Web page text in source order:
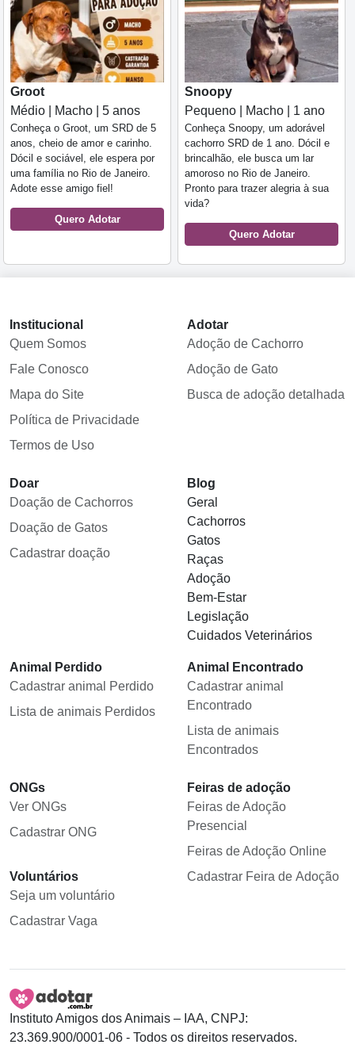
Groot
Médio | Macho | 5 anos
Conheça o Groot, um SRD de 5
anos, cheio de amor e carinho.
Dócil e sociável, ele espera por
uma família no Rio de Janeiro.
Adote esse amigo fiel!
Quero Adotar
Snoopy
Pequeno | Macho | 1 ano
Conheça Snoopy, um adorável
cachorro SRD de 1 ano. Dócil e
brincalhão, ele busca um lar
amoroso no Rio de Janeiro.
Pronto para trazer alegria à sua
vida?
Quero Adotar
Institucional
Quem Somos
Fale Conosco
Mapa do Site
Política de Privacidade
Termos de Uso
Adotar
Adoção de Cachorro
Adoção de Gato
Busca de adoção detalhada
Doar
Doação de Cachorros
Doação de Gatos
Cadastrar doação
Blog
Geral
Cachorros
Gatos
Raças
Adoção
Bem-Estar
Legislação
Cuidados Veterinários
Animal Perdido
Cadastrar animal Perdido
Lista de animais Perdidos
Animal Encontrado
Cadastrar animal
Encontrado
Lista de animais
Encontrados
ONGs
Ver ONGs
Cadastrar ONG
Voluntários
Seja um voluntário
Cadastrar Vaga
Feiras de adoção
Feiras de Adoção
Presencial
Feiras de Adoção Online
Cadastrar Feira de Adoção
Instituto Amigos dos Animais – IAA, CNPJ:
23.369.900/0001-06 - Todos os direitos reservados.